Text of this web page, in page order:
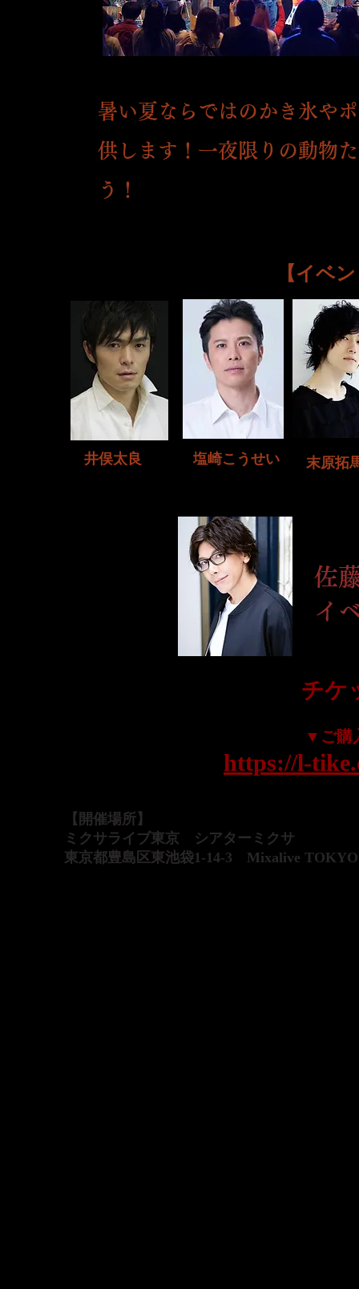
暑い夏ならではのかき氷や
供します！一夜限りの動物
う！
【イベ
井俣太良 塩崎こうせい 末原拓
佐
イ
チケ
▼ご購
https://l-
【開催場所】
ミクサライブ東京 シアターミクサ
東京都豊島区東池袋1-14-3 Mixalive